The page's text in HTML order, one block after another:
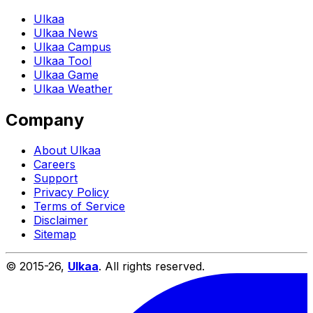
Ulkaa
Ulkaa News
Ulkaa Campus
Ulkaa Tool
Ulkaa Game
Ulkaa Weather
Company
About Ulkaa
Careers
Support
Privacy Policy
Terms of Service
Disclaimer
Sitemap
© 2015-26, Ulkaa. All rights reserved.